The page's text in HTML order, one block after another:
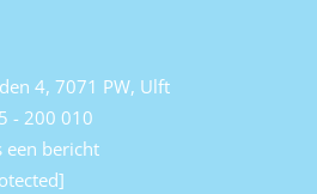
4, 7071 PW, Ulft
- 200 010
een bericht